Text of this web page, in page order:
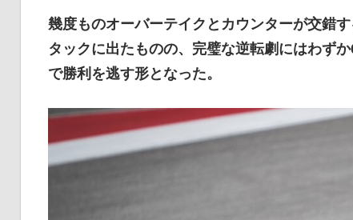
ー
ス
幾度ものオーバーテイクとカウンターが交錯
タックに出たものの、完璧な逆転劇にはわず
で勝利を逃す形となった。